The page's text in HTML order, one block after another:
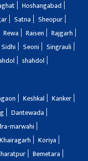
Hoshangabad
Satna
Sheopur
Rewa Raisen
Rajgarh
Sidhi Seoni
Singrauli
shahdol
Keshkal
Kanker
Dantewada
marwahi
Khairagarh
Koriya
Bemetara